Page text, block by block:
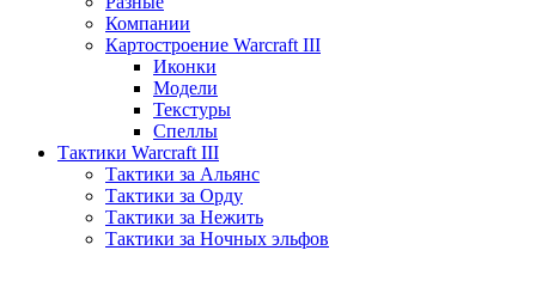
Компании
Картостроение Warcraft III
Иконки
Модели
Текстуры
Спеллы
Тактики Warcraft III
Тактики за Альянс
Тактики за Орду
Тактики за Нежить
Тактики за Ночных эльфов